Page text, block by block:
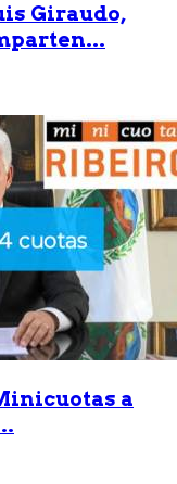
Giraudo,
a